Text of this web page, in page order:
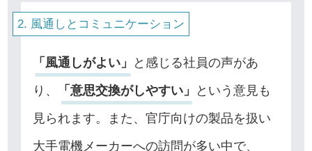
風通しとコミュニケーション
「風通しがよい」
と感じる社員の声があ
り、
「意思交換がしやすい」
という意見も
見られます。また、官庁向けの製品を扱い
大手電機メーカーへの訪問が多い中で、